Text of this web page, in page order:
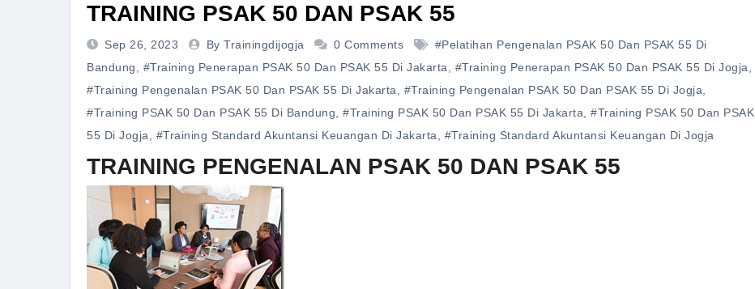
TRAINING PSAK 50 DAN PSAK 55
Sep 26, 2023 By Trainingdijogja 0 Comments
#pelatihan Pengenalan PSAK 50 Dan PSAK 55 Di
Bandung
#training Penerapan PSAK 50 Dan PSAK 55 Di Jakarta #training Penerapan PSAK 50 Dan PSAK 55 Di Jogja
#training Pengenalan PSAK 50 Dan PSAK 55 Di Jakarta
#training Pengenalan PSAK 50 Dan PSAK 55 Di Jogja
#training PSAK 50 Dan PSAK 55 Di Bandung
#training PSAK 50 Dan PSAK 55 Di Jakarta
#training PSAK 50 Dan PSAK
55 Di Jogja
#training Standard Akuntansi Keuangan Di Jakarta #training Standard Akuntansi Keuangan Di Jogja
TRAINING PENGENALAN PSAK 50 DAN PSAK 55